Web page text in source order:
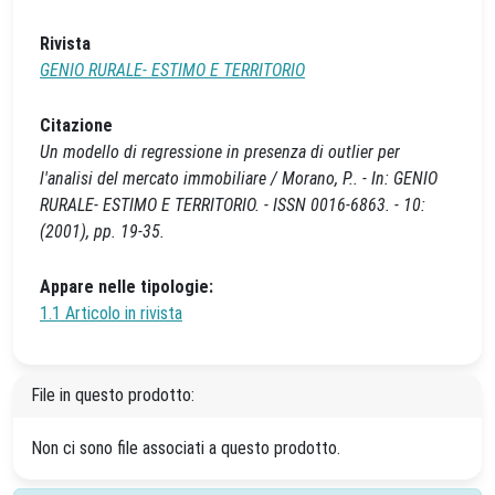
Rivista
GENIO RURALE- ESTIMO E TERRITORIO
Citazione
Un modello di regressione in presenza di outlier per
l'analisi del mercato immobiliare / Morano, P.. - In: GENIO
RURALE- ESTIMO E TERRITORIO. - ISSN 0016-6863. - 10:
(2001), pp. 19-35.
Appare nelle tipologie:
1.1 Articolo in rivista
File in questo prodotto:
Non ci sono file associati a questo prodotto.